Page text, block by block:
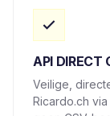
API DIRECT
Veilige,
Ricardo.ch